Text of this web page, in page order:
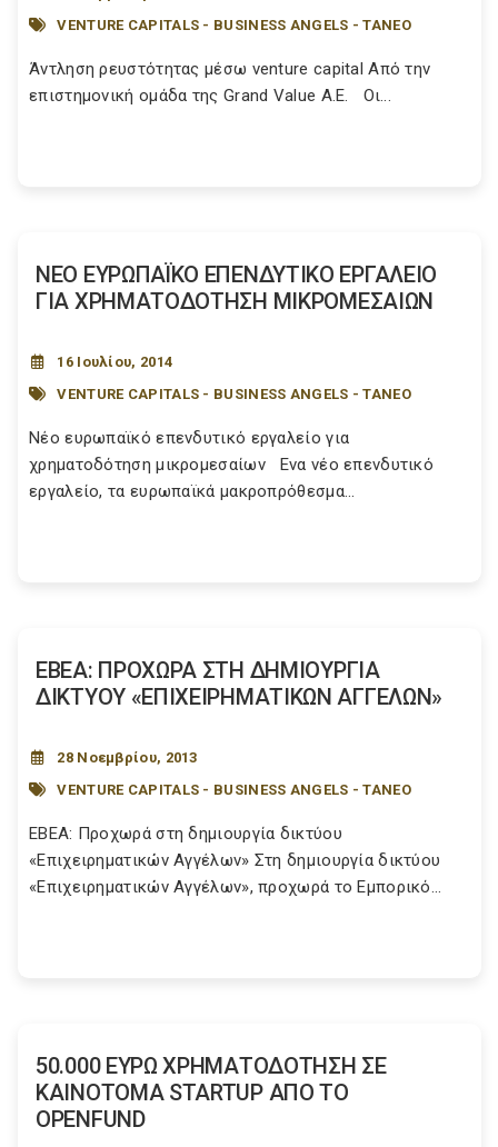
VENTURE CAPITALS - BUSINESS ANGELS - ΤΑΝΕΟ
Άντληση ρευστότητας μέσω venture capital Από την
επιστημονική ομάδα της Grand Value A.E. Οι...
ΝΕΟ ΕΥΡΩΠΑΪΚΟ ΕΠΕΝΔΥΤΙΚΟ ΕΡΓΑΛΕΙΟ
ΓΙΑ ΧΡΗΜΑΤΟΔΟΤΗΣΗ ΜΙΚΡΟΜΕΣΑΙΩΝ
16 Ιουλίου, 2014
VENTURE CAPITALS - BUSINESS ANGELS - ΤΑΝΕΟ
Νέο ευρωπαϊκό επενδυτικό εργαλείο για
χρηματοδότηση μικρομεσαίων Ενα νέο επενδυτικό
εργαλείο, τα ευρωπαϊκά μακροπρόθεσμα...
ΕΒΕΑ: ΠΡΟΧΩΡΑ ΣΤΗ ΔΗΜΙΟΥΡΓΙΑ
ΔΙΚΤΥΟΥ «ΕΠΙΧΕΙΡΗΜΑΤΙΚΩΝ ΑΓΓΕΛΩΝ»
28 Νοεμβρίου, 2013
VENTURE CAPITALS - BUSINESS ANGELS - ΤΑΝΕΟ
ΕΒΕΑ: Προχωρά στη δημιουργία δικτύου
«Επιχειρηματικών Αγγέλων» Στη δημιουργία δικτύου
«Επιχειρηματικών Αγγέλων», προχωρά το Εμπορικό...
50.000 ΕΥΡΩ ΧΡΗΜΑΤΟΔΟΤΗΣΗ ΣΕ
ΚΑΙΝΟΤΟΜΑ STARTUP ΑΠΟ ΤΟ
OPENFUND